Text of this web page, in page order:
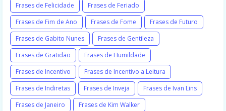
Frases de Felicidade
Frases de Feriado
Frases de Fim de Ano
Frases de Fome
Frases de Futuro
Frases de Gabito Nunes
Frases de Gentileza
Frases de Gratidão
Frases de Humildade
Frases de Incentivo
Frases de Incentivo a Leitura
Frases de Indiretas
Frases de Inveja
Frases de Ivan Lins
Frases de Janeiro
Frases de Kim Walker